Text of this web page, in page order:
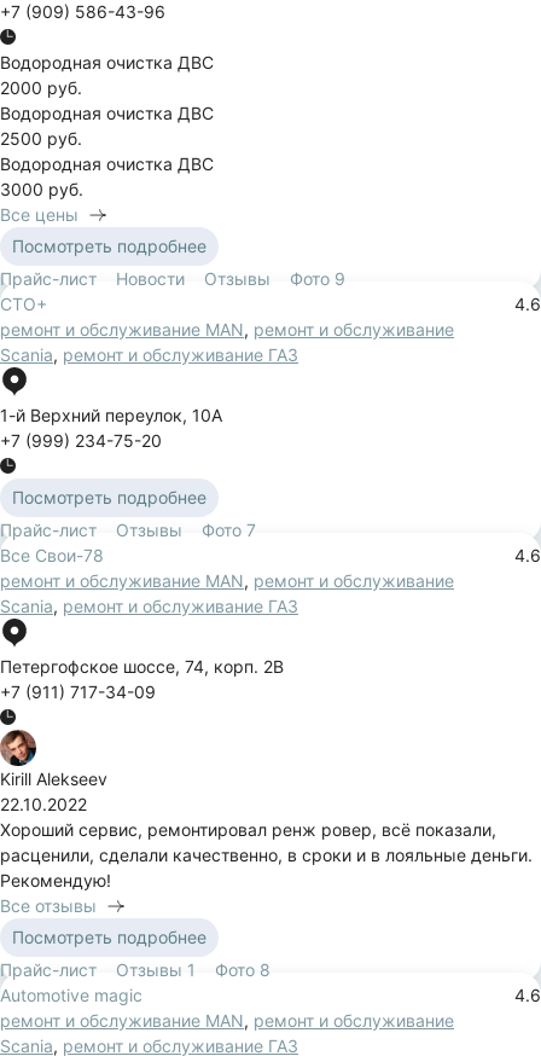
+7 (909) 586-43-96
Водородная очистка ДВС
2000 руб.
Водородная очистка ДВС
2500 руб.
Водородная очистка ДВС
3000 руб.
Все цены
Посмотреть подробнее
Прайс-лист
Новости Отзывы Фото 9
СТО+
4.6
ремонт и обслуживание MAN, ремонт и обслуживание
Scania, ремонт и обслуживание ГАЗ
1-й Верхний переулок, 10А
+7 (999) 234-75-20
Посмотреть подробнее
Прайс-лист
Отзывы Фото 7
Все Свои-78
4.6
ремонт и обслуживание MAN, ремонт и обслуживание
Scania, ремонт и обслуживание ГАЗ
Петергофское шоссе, 74, корп. 2В
+7 (911) 717-34-09
Kirill Alekseev
22.10.2022
Хороший сервис, ремонтировал ренж ровер, всё показали,
расценили, сделали качественно, в сроки и в лояльные деньги.
Рекомендую!
Все отзывы
Посмотреть подробнее
Прайс-лист
Отзывы 1 Фото 8
Automotive magic
4.6
ремонт и обслуживание MAN, ремонт и обслуживание
Scania, ремонт и обслуживание ГАЗ